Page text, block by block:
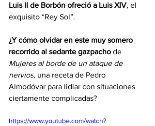
Luis II de Borbón ofreció a Luis XIV, el
exquisito “Rey Sol”.
¿Y cómo olvidar en este muy somero
recorrido al sedante gazpacho de
Mujeres al borde de un ataque de
nervios, una receta de Pedro
Almodóvar para lidiar con situaciones
ciertamente complicadas?
https://www.youtube.com/watch?